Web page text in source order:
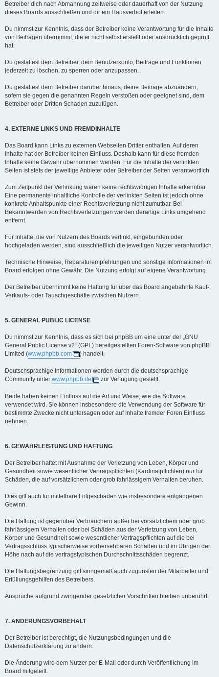
Betreiber dich nach Abmahnung zeitweise oder dauerhaft von der Nutzung
dieses Boards ausschließen und dir ein Hausverbot erteilen.
Du nimmst zur Kenntnis, dass der Betreiber keine Verantwortung für die Inhalte
von Beiträgen übernimmt, die er nicht selbst erstellt oder ausdrücklich geprüft
hat.
Du gestattest dem Betreiber, dein Benutzerkonto, Beiträge und Funktionen
jederzeit zu löschen, zu sperren oder anzupassen.
Du gestattest dem Betreiber darüber hinaus, deine Beiträge abzuändern,
sofern sie gegen die genannten Regeln verstoßen oder geeignet sind, dem
Betreiber oder Dritten Schaden zuzufügen.
4. EXTERNE LINKS UND FREMDINHALTE
Das Board kann Links zu externen Webseiten Dritter enthalten. Auf deren
Inhalte hat der Betreiber keinen Einfluss. Deshalb kann für diese fremden
Inhalte keine Gewähr übernommen werden. Für die Inhalte der verlinkten
Seiten ist stets der jeweilige Anbieter oder Betreiber der Seiten verantwortlich.
Zum Zeitpunkt der Verlinkung waren keine rechtswidrigen Inhalte erkennbar.
Eine permanente inhaltliche Kontrolle der verlinkten Seiten ist jedoch ohne
konkrete Anhaltspunkte einer Rechtsverletzung nicht zumutbar. Bei
Bekanntwerden von Rechtsverletzungen werden derartige Links umgehend
entfernt.
Für Inhalte, die von Nutzern des Boards verlinkt, eingebunden oder
hochgeladen werden, sind ausschließlich die jeweiligen Nutzer verantwortlich.
Technische Hinweise, Reparaturempfehlungen und sonstige Informationen im
Board erfolgen ohne Gewähr. Die Nutzung erfolgt auf eigene Verantwortung.
Der Betreiber übernimmt keine Haftung für über das Board angebahnte Kauf-,
Verkaufs- oder Tauschgeschäfte zwischen Nutzern.
5. GENERAL PUBLIC LICENSE
Du nimmst zur Kenntnis, dass es sich bei phpBB um eine unter der „GNU
General Public License v2“ (GPL) bereitgestellten Foren-Software von phpBB
Limited (www.phpbb.com ) handelt.
Deutschsprachige Informationen werden durch die deutschsprachige
Community unter www.phpbb.de zur Verfügung gestellt.
Beide haben keinen Einfluss auf die Art und Weise, wie die Software
verwendet wird. Sie können insbesondere die Verwendung der Software für
bestimmte Zwecke nicht untersagen oder auf Inhalte fremder Foren Einfluss
nehmen.
6. GEWÄHRLEISTUNG UND HAFTUNG
Der Betreiber haftet mit Ausnahme der Verletzung von Leben, Körper und
Gesundheit sowie wesentlicher Vertragspflichten (Kardinalpflichten) nur für
Schäden, die auf vorsätzlichem oder grob fahrlässigem Verhalten beruhen.
Dies gilt auch für mittelbare Folgeschäden wie insbesondere entgangenen
Gewinn.
Die Haftung ist gegenüber Verbrauchern außer bei vorsätzlichem oder grob
fahrlässigem Verhalten oder bei Schäden aus der Verletzung von Leben,
Körper und Gesundheit sowie wesentlicher Vertragspflichten auf die bei
Vertragsschluss typischerweise vorhersehbaren Schäden und im Übrigen der
Höhe nach auf die vertragstypischen Durchschnittsschäden begrenzt.
Die Haftungsbegrenzung gilt sinngemäß auch zugunsten der Mitarbeiter und
Erfüllungsgehilfen des Betreibers.
Ansprüche aufgrund zwingender gesetzlicher Vorschriften bleiben unberührt.
7. ÄNDERUNGSVORBEHALT
Der Betreiber ist berechtigt, die Nutzungsbedingungen und die
Datenschutzerklärung zu ändern.
Die Änderung wird dem Nutzer per E-Mail oder durch Veröffentlichung im
Board mitgeteilt.